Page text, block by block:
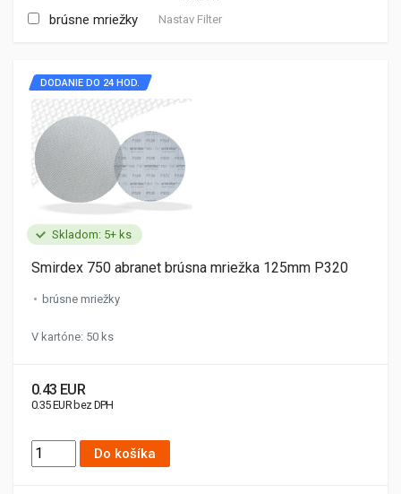
brúsne mriežky Nastav Filter
Skladom: 5+ ks
DODANIE DO 24 HOD.
Smirdex 750 abranet brúsna mriežka 125mm P320
brúsne mriežky
V kartóne: 50 ks
0.43 EUR
0.35 EUR bez DPH
Do košíka